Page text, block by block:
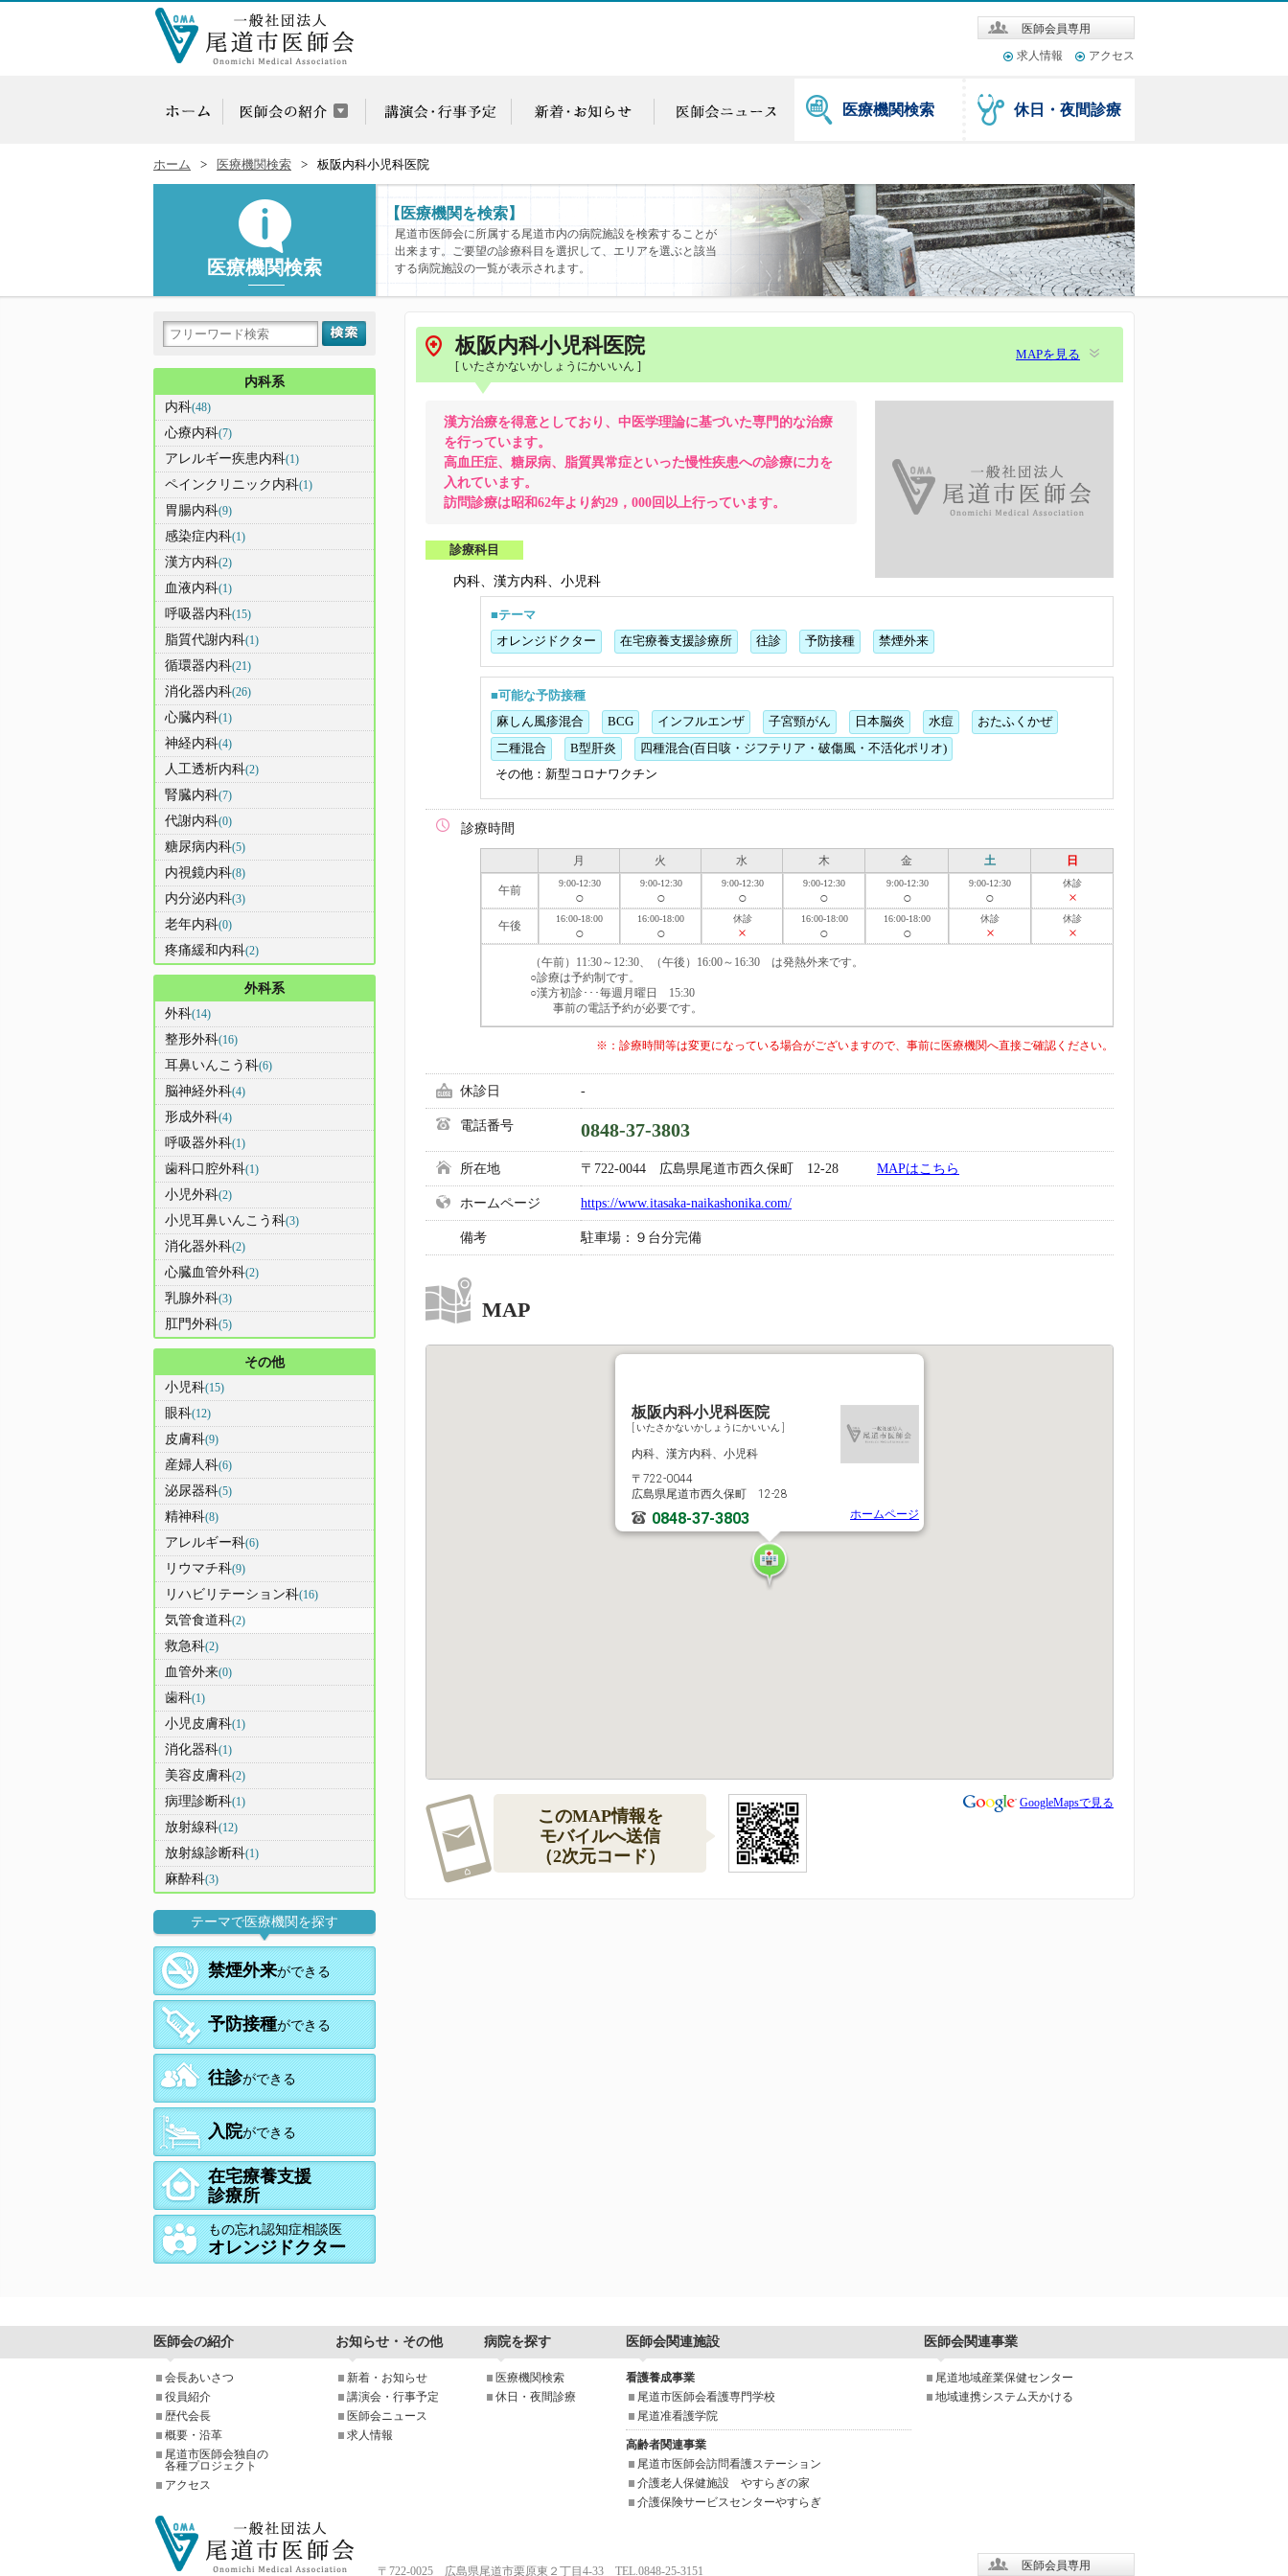
医師会員専用
アクセス
求人情報
医療機関検索 休日・夜間診療
ホーム 医療機関検索 板阪内科小児科医院
医療機関検索
【医療機関を検索】
尾道市医師会に所属する尾道市内の病院施設を検索することが
出来ます。ご要望の診療科目を選択して、エリアを選ぶと該当
する病院施設の一覧が表示されます。
板阪内科小児科医院
[ いたさかないかしょうにかいいん ]
MAPを見る
漢方治療を得意としており、中医学理論に基づいた専門的な治療
を行っています。
高血圧症、糖尿病、脂質異常症といった慢性疾患への診療に力を
入れています。
訪問診療は昭和62年より約29，000回以上行っています。
診療科目
内科、漢方内科、小児科
■テーマ
オレンジドクター
在宅療養支援診療所 往診 予防接種 禁煙外来
■可能な予防接種
麻しん風疹混合
BCG インフルエンザ 子宮頸がん 日本脳炎 水痘
おたふくかぜ
二種混合
B型肝炎
四種混合(百日咳・ジフテリア・破傷風・不活化ポリオ)
その他：新型コロナワクチン
診療時間
月 火 水 木 金 土 日
午前
9:00-12:30
○
9:00-12:30
○
9:00-12:30
○
9:00-12:30
○
9:00-12:30
○
9:00-12:30
○
休診
×
午後
16:00-18:00
○
16:00-18:00
○
休診
×
16:00-18:00
○
16:00-18:00
○
休診
×
休診
×
（午前）11:30～12:30、（午後）16:00～16:30 は発熱外来です。
○診療は予約制です。
○漢方初診･･･毎週月曜日 15:30
事前の電話予約が必要です。
※：診療時間等は変更になっている場合がございますので、事前に医療機関へ直接ご確認ください。
休診日 -
電話番号 0848-37-3803
所在地 〒722-0044 広島県尾道市西久保町 12-28 MAPはこちら
ホームページ https://www.itasaka-naikashonika.com/
備考 駐車場：９台分完備
MAP
ホームページ
板阪内科小児科医院
[ いたさかないかしょうにかいいん ]
内科、漢方内科、小児科
〒722-0044
広島県尾道市西久保町 12-28
0848-37-3803
GoogleMapsで見る
このMAP情報を
モバイルへ送信
（2次元コード）
内科系
内科(48)
心療内科(7)
アレルギー疾患内科(1)
ペインクリニック内科(1)
胃腸内科(9)
感染症内科(1)
漢方内科(2)
血液内科(1)
呼吸器内科(15)
脂質代謝内科(1)
循環器内科(21)
消化器内科(26)
心臓内科(1)
神経内科(4)
人工透析内科(2)
腎臓内科(7)
代謝内科(0)
糖尿病内科(5)
内視鏡内科(8)
内分泌内科(3)
老年内科(0)
疼痛緩和内科(2)
外科系
外科(14)
整形外科(16)
耳鼻いんこう科(6)
脳神経外科(4)
形成外科(4)
呼吸器外科(1)
歯科口腔外科(1)
小児外科(2)
小児耳鼻いんこう科(3)
消化器外科(2)
心臓血管外科(2)
乳腺外科(3)
肛門外科(5)
その他
小児科(15)
眼科(12)
皮膚科(9)
産婦人科(6)
泌尿器科(5)
精神科(8)
アレルギー科(6)
リウマチ科(9)
リハビリテーション科(16)
気管食道科(2)
救急科(2)
血管外来(0)
歯科(1)
小児皮膚科(1)
消化器科(1)
美容皮膚科(2)
病理診断科(1)
放射線科(12)
放射線診断科(1)
麻酔科(3)
テーマで医療機関を探す
禁煙外来ができる
予防接種ができる
往診ができる
入院ができる
在宅療養支援
診療所
もの忘れ認知症相談医
オレンジドクター
医師会の紹介 お知らせ・その他 病院を探す 医師会関連施設 医師会関連事業
会長あいさつ
役員紹介
歴代会長
概要・沿革
尾道市医師会独自の
各種プロジェクト
アクセス
新着・お知らせ
講演会・行事予定
医師会ニュース
求人情報
医療機関検索
休日・夜間診療
看護養成事業
尾道市医師会看護専門学校
尾道准看護学院
高齢者関連事業
尾道市医師会訪問看護ステーション
介護老人保健施設 やすらぎの家
介護保険サービスセンターやすらぎ
尾道地域産業保健センター
地域連携システム天かける
〒722-0025 広島県尾道市栗原東２丁目4-33 TEL.0848-25-3151 医師会員専用